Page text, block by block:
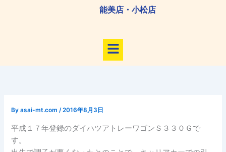
能美店・小松店
メ
ニ
Byasai-mt.com/2016年8月3日
平成１７年登録のダイハツアトレーワゴンＳ３３０Ｇで
す。